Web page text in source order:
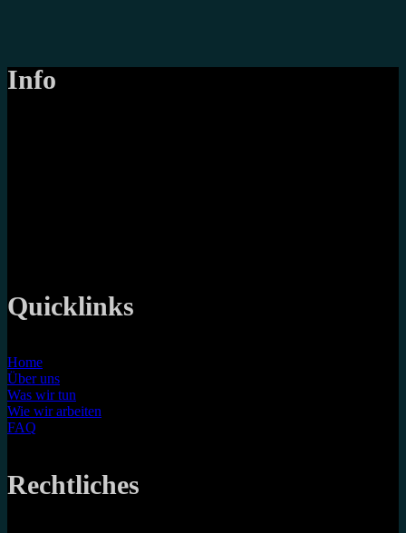
Info
Quicklinks
Home
Über uns
Was wir tun
Wie wir arbeiten
FAQ
Rechtliches